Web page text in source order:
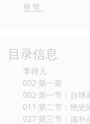
垦荒。
目录信息
李得儿
002·第一章
002·第一节：台
011·第二节：艳史
027·第三节：滋补